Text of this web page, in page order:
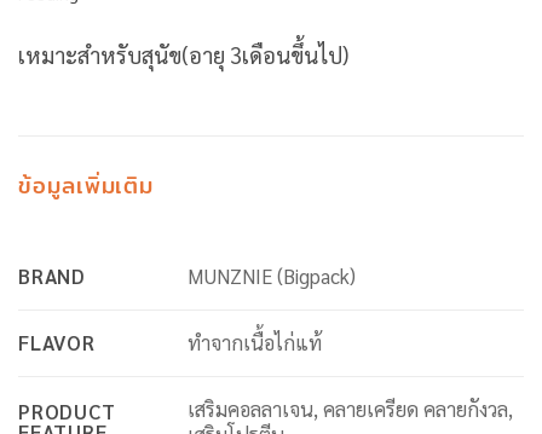
เหมาะสำหรับสุนัข(อายุ 3เดือนขึ้นไป)
ข้อมูลเพิ่มเติม
BRAND MUNZNIE (Bigpack)
FLAVOR ทำจากเนื้อไก่แท้
PRODUCT
เสริมคอลลาเจน, คลายเครียด คลายกังวล,